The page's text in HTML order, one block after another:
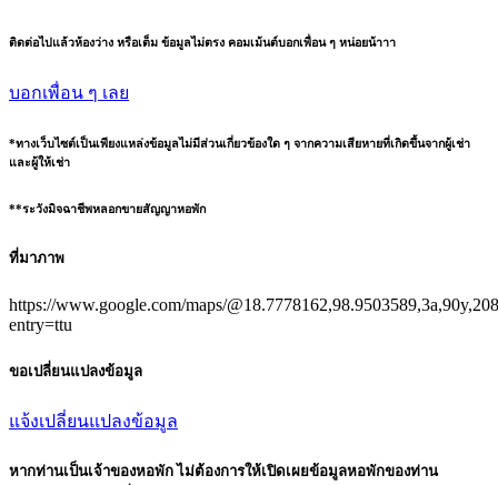
ติดต่อไปแล้วห้องว่าง หรือเต็ม ข้อมูลไม่ตรง คอมเม้นต์บอกเพื่อน ๆ หน่อยน้าาา
บอกเพื่อน ๆ เลย
*ทางเว็บไซต์เป็นเพียงแหล่งข้อมูลไม่มีส่วนเกี่ยวข้องใด ๆ จากความเสียหายที่เกิดขึ้นจากผู้เช่า
และผู้ให้เช่า
**ระวังมิจฉาชีพหลอกขายสัญญาหอพัก
ที่มาภาพ
https://www.google.com/maps/
entry=ttu
ขอเปลี่ยนแปลงข้อมูล
แจ้งเปลี่ยนแปลงข้อมูล
หากท่านเป็นเจ้าของหอพัก ไม่ต้องการให้เปิดเผยข้อมูลหอพักของท่าน